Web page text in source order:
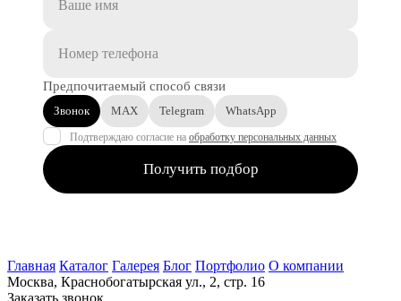
Предпочитаемый способ связи
Звонок MAX Telegram WhatsApp
Подтверждаю согласие на обработку персональных данных
Получить подбор
Главная Каталог Галерея Блог Портфолио О компании
Москва, Краснобогатырская ул., 2, стр. 16
Заказать звонок